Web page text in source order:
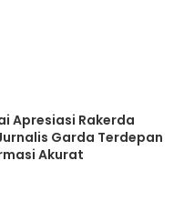
Apresiasi Rakerda
Garda Terdepan
Akurat